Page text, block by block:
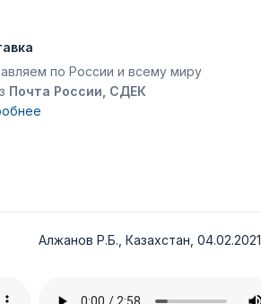
по России и всему миру
Почта России, СДЕК
Алжанов Р.Б., Казахстан, 04.02.2021